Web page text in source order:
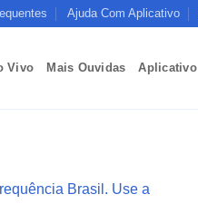
Ajuda Com Aplicativo
Vivo Mais Ouvidas Aplicativo
Brasil. Use a